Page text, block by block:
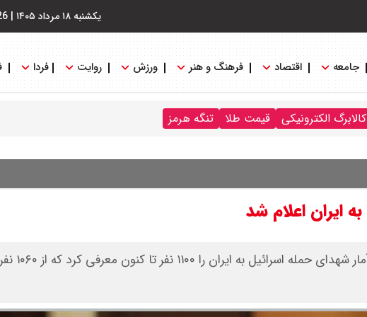
یکشنبه ۱۸ مرداد ۱۴۰۵ |
جامعه اقتصاد فرهنگ و هنر ورزش روایت فردا
کالابرگ الکترونیکی قیمت طلا تنگه هرمز
ایران اعلام شد
سعید اوحدی رئیس بنیاد شهید